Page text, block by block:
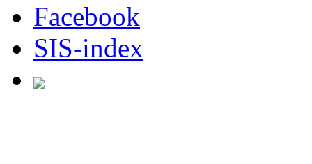
Facebook
SIS-index